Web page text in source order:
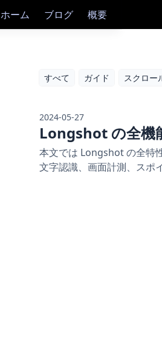
ホーム ブログ 概要
すべて ガイド スクロー
2024-05-27
Longshot の全機
本文では Longshot の全特
文字認識、画面計測、スポ